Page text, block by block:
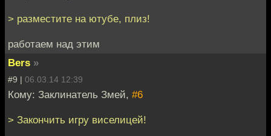
> разместите на ютубе, плиз!
работаем над этим
Bers »
#9 | 06.03.14 12:39
Кому: Заклинатель Змей, #6
> Закончить игру виселицей!